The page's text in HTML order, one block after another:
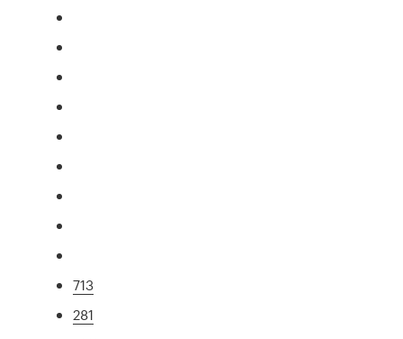
713
281